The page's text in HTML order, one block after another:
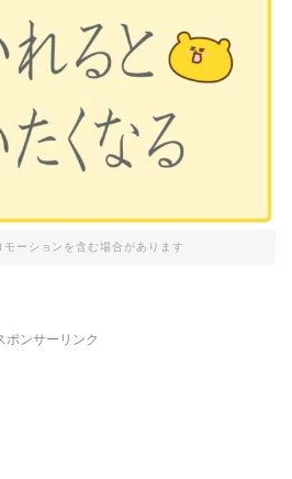
ーションを含む場合があります
ポンサーリンク